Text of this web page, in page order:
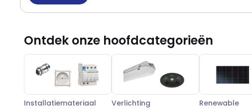
Ontdek onze hoofdcategorieën
Installatiemateriaal Verlichting Renewable